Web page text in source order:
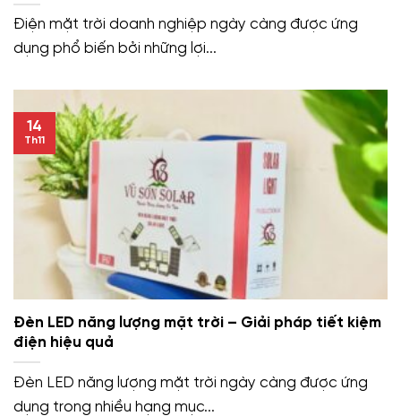
Điện mặt trời doanh nghiệp ngày càng được ứng
dụng phổ biến bởi những lợi...
Đèn LED năng lượng mặt trời – Giải pháp tiết kiệm
điện hiệu quả
Đèn LED năng lượng mặt trời ngày càng được ứng
dụng trong nhiều hạng mục...
14
Th11